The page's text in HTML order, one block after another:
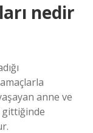
nedir
anne ve
gittiğinde